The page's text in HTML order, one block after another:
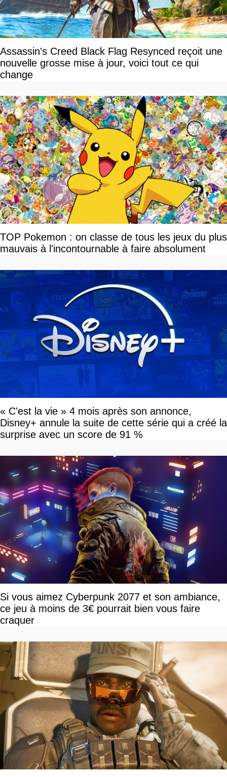
Assassin's Creed Black Flag Resynced reçoit une
nouvelle grosse mise à jour, voici tout ce qui
change
TOP Pokemon : on classe de tous les jeux du plus
mauvais à l'incontournable à faire absolument
« C'est la vie » 4 mois après son annonce,
Disney+ annule la suite de cette série qui a créé la
surprise avec un score de 91 %
Si vous aimez Cyberpunk 2077 et son ambiance,
ce jeu à moins de 3€ pourrait bien vous faire
craquer